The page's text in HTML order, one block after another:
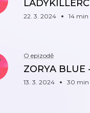
22. 3. 2024 14 min
O epizodě
ZORYA
13. 3. 2024 30 min